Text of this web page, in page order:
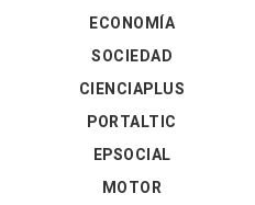
ECONOMÍA
SOCIEDAD
CIENCIAPLUS
PORTALTIC
EPSOCIAL
MOTOR